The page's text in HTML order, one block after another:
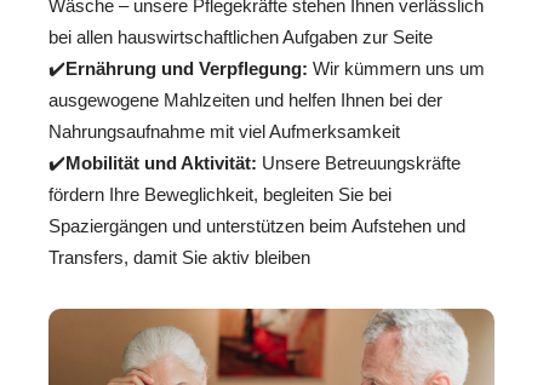
Wäsche – unsere Pflegekräfte stehen Ihnen verlässlich
bei allen hauswirtschaftlichen Aufgaben zur Seite
✔️Ernährung und Verpflegung: Wir kümmern uns um
ausgewogene Mahlzeiten und helfen Ihnen bei der
Nahrungsaufnahme mit viel Aufmerksamkeit
✔️Mobilität und Aktivität: Unsere Betreuungskräfte
fördern Ihre Beweglichkeit, begleiten Sie bei
Spaziergängen und unterstützen beim Aufstehen und
Transfers, damit Sie aktiv bleiben